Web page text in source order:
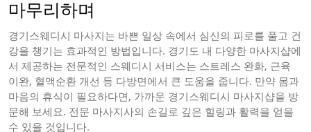
마무리하며
경기스웨디시 마사지는 바쁜 일상 속에서 심신의 피로를 풀고 건
강을 챙기는 효과적인 방법입니다. 경기도 내 다양한 마사지샵에
서 제공하는 전문적인 스웨디시 서비스는 스트레스 완화, 근육
이완, 혈액순환 개선 등 다방면에서 큰 도움을 줍니다. 만약 몸과
마음의 휴식이 필요하다면, 가까운 경기스웨디시 마사지샵을 방
문해 보세요. 전문 마사지사의 손길로 깊은 힐링과 활력을 얻을
수 있을 것입니다.